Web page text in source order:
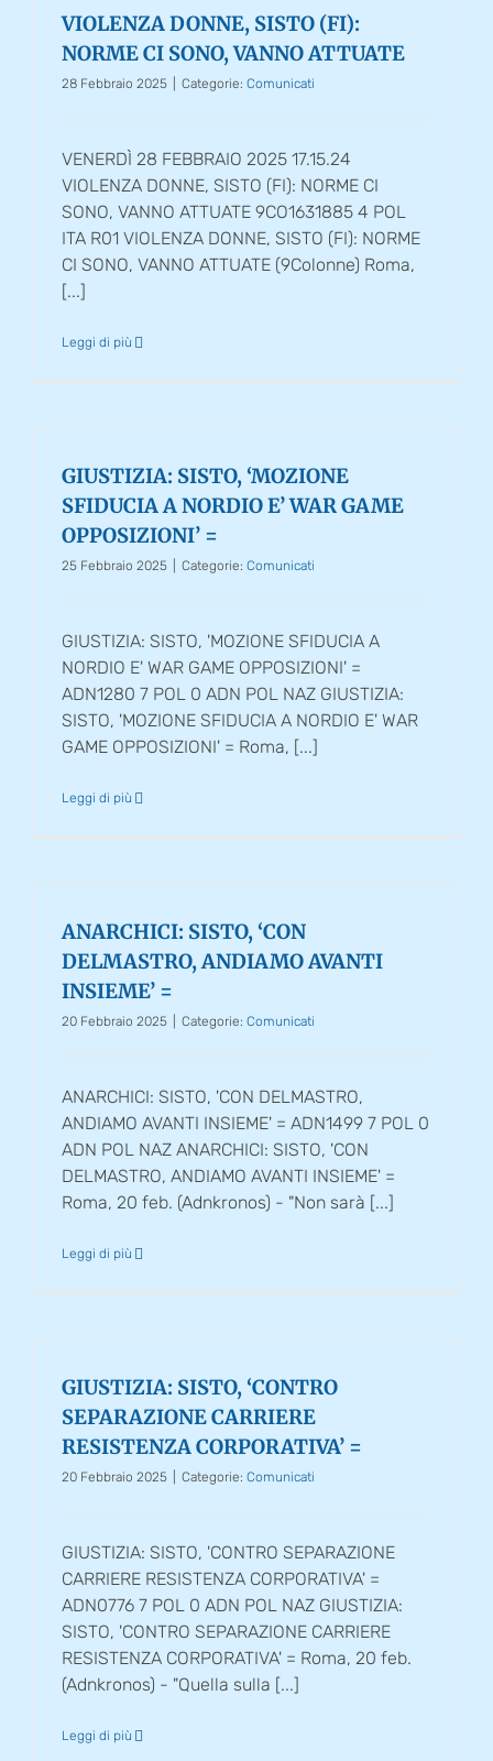
VIOLENZA DONNE, SISTO (FI):
NORME CI SONO, VANNO ATTUATE
28 Febbraio 2025 Categorie: Comunicati
VENERDÌ 28 FEBBRAIO 2025 17.15.24
VIOLENZA DONNE, SISTO (FI): NORME CI
SONO, VANNO ATTUATE 9CO1631885 4 POL
ITA R01 VIOLENZA DONNE, SISTO (FI): NORME
CI SONO, VANNO ATTUATE (9Colonne) Roma,
[...]
Leggi di più
GIUSTIZIA: SISTO, ‘MOZIONE
SFIDUCIA A NORDIO E’ WAR GAME
OPPOSIZIONI’ =
25 Febbraio 2025 Categorie: Comunicati
GIUSTIZIA: SISTO, 'MOZIONE SFIDUCIA A
NORDIO E' WAR GAME OPPOSIZIONI' =
ADN1280 7 POL 0 ADN POL NAZ GIUSTIZIA:
SISTO, 'MOZIONE SFIDUCIA A NORDIO E' WAR
GAME OPPOSIZIONI' = Roma, [...]
Leggi di più
ANARCHICI: SISTO, ‘CON
DELMASTRO, ANDIAMO AVANTI
INSIEME’ =
20 Febbraio 2025 Categorie: Comunicati
ANARCHICI: SISTO, 'CON DELMASTRO,
ANDIAMO AVANTI INSIEME' = ADN1499 7 POL 0
ADN POL NAZ ANARCHICI: SISTO, 'CON
DELMASTRO, ANDIAMO AVANTI INSIEME' =
Roma, 20 feb. (Adnkronos) - "Non sarà [...]
Leggi di più
GIUSTIZIA: SISTO, ‘CONTRO
SEPARAZIONE CARRIERE
RESISTENZA CORPORATIVA’ =
20 Febbraio 2025 Categorie: Comunicati
GIUSTIZIA: SISTO, 'CONTRO SEPARAZIONE
CARRIERE RESISTENZA CORPORATIVA' =
ADN0776 7 POL 0 ADN POL NAZ GIUSTIZIA:
SISTO, 'CONTRO SEPARAZIONE CARRIERE
RESISTENZA CORPORATIVA' = Roma, 20 feb.
(Adnkronos) - "Quella sulla [...]
Leggi di più